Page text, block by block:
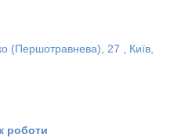
(Першотравнева), 27 , Київ,
роботи